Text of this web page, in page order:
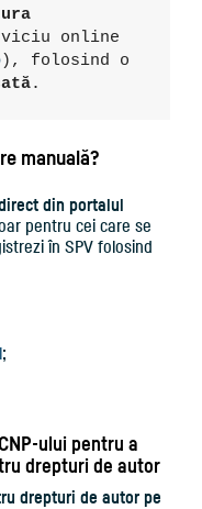
online
.
manuală?
din portalul
pentru cei care se
în SPV folosind
;
ului pentru a
drepturi de autor
drepturi de autor pe